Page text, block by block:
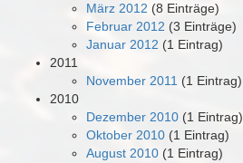
März 2012 (8 Einträge)
Februar 2012 (3 Einträge)
Januar 2012 (1 Eintrag)
2011
November 2011 (1 Eintrag)
2010
Dezember 2010 (1 Eintrag)
Oktober 2010 (1 Eintrag)
August 2010 (1 Eintrag)